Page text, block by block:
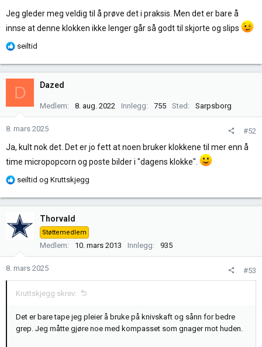
Jeg gleder meg veldig til å prøve det i praksis. Men det er bare å
innse at denne klokken ikke lenger går så godt til skjorte og slips
R
k
n
:
seiltid
D Dazed
Medlem 8. aug. 2022 Innlegg 755 Sted Sarpsborg
8. mars 2025 #52
Ja, kult nok det. Det er jo fett at noen bruker klokkene til mer enn å
time micropopcorn og poste bilder i "dagens klokke".
R
k
s
j
e
:
seiltid og Kruttskjegg
Thorvald
Støttemedlem
Medlem 10. mars 2013 Innlegg 935
8. mars 2025 #53
Kruttskjegg skrev:
Det er bare tape jeg pleier å bruke på knivskaft og sånn for bedre
grep. Jeg måtte gjøre noe med kompasset som gnager mot huden.